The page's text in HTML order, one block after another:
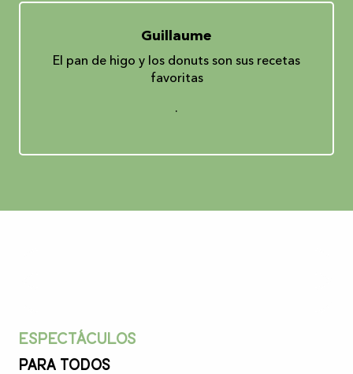
Guillaume
El pan de higo y los donuts son sus recetas
favoritas
.
Espectáculos
Para todos